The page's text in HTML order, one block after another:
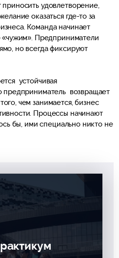
удовлетворение,
оказаться где-то за
Команда начинает
«чужим». Предприниматели
но всегда фиксируют
устойчивая
предприниматель возвращает
чем занимается, бизнес
Процессы начинают
бы, ими специально никто не